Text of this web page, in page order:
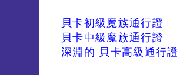
貝卡初級魔族通行證
貝卡中級魔族通行證
深淵的 貝卡高級通行證